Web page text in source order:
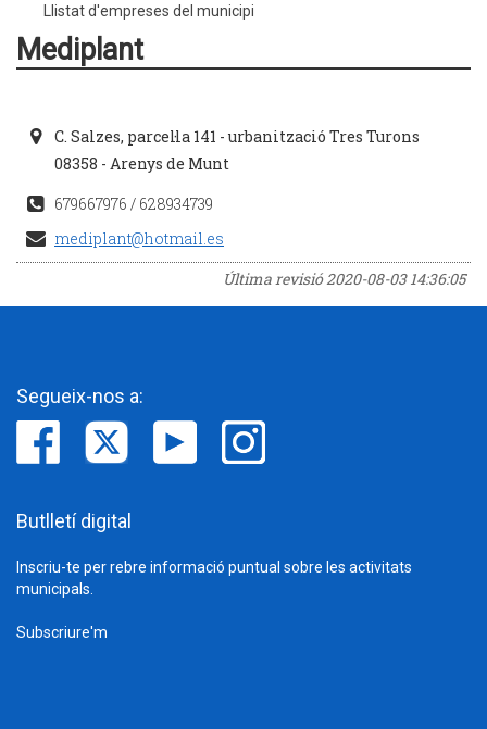
Llistat d'empreses del municipi
Mediplant
C. Salzes, parcel·la 141 - urbanització Tres Turons
08358 - Arenys de Munt
679667976 / 628934739
mediplant@hotmail.es
Última revisió2020-08-03 14:36:05
Segueix-nos a:
Butlletí digital
Inscriu-te per rebre informació puntual sobre les activitats
municipals.
Subscriure'm